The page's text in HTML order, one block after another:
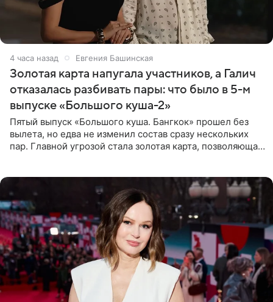
4 часа назад Евгения Башинская
Золотая карта напугала участников, а Галич
отказалась разбивать пары: что было в 5-м
выпуске «Большого куша-2»
Пятый выпуск «Большого куша. Бангкок» прошел без
вылета, но едва не изменил состав сразу нескольких
пар. Главной угрозой стала золотая карта, позволяющая